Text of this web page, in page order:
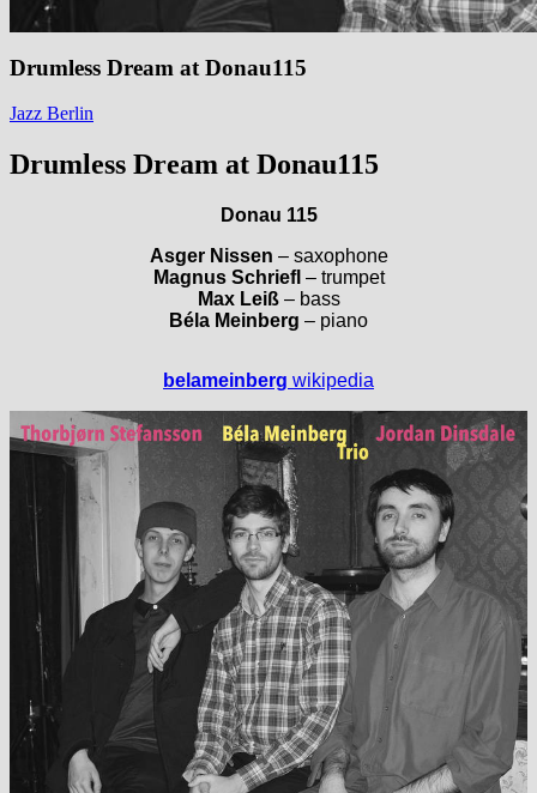
Drumless Dream at Donau115
Jazz Berlin
Drumless Dream at Donau115
Donau 115
Asger Nissen – saxophone
Magnus Schriefl – trumpet
Max Leiß– bass
Béla Meinberg – piano
belameinberg wikipedia